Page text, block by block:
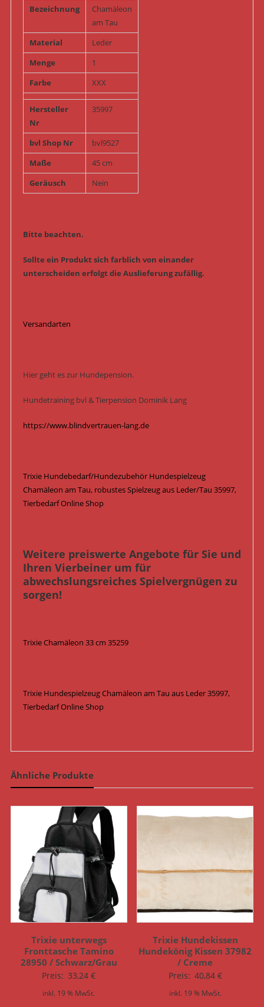
Bezeichnung
Chamäleon
am Tau
Material
Leder
Menge
1
Farbe
XXX
Hersteller
Nr
35997
bvl Shop Nr
bvl9527
Maße
45 cm
Geräusch
Nein
Bitte beachten.
Sollte ein Produkt sich farblich von einander
unterscheiden erfolgt die Auslieferung zufällig.
Versandarten
Hier geht es zur Hundepension.
Hundetraining bvl & Tierpension Dominik Lang
https://www.blindvertrauen-lang.de
Trixie Hundebedarf/Hundezubehör Hundespielzeug
Chamäleon am Tau, robustes Spielzeug aus Leder/Tau 35997,
Tierbedarf Online Shop
Weitere preiswerte Angebote für Sie und
Ihren Vierbeiner um für
abwechslungsreiches Spielvergnügen zu
sorgen!
Trixie Chamäleon 33 cm 35259
Trixie Hundespielzeug Chamäleon am Tau aus Leder 35997,
Tierbedarf Online Shop
Ähnliche Produkte
Trixie unterwegs
Fronttasche Tamino
28950 / Schwarz/Grau
Preis: 33,24€
inkl. 19 % MwSt.
Trixie Hundekissen
Hundekönig Kissen 37982
/ Creme
Preis: 40,84 €
inkl. 19 % MwSt.